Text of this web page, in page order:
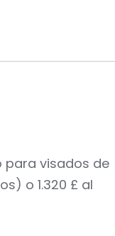
para visados de
o 1.320 £ al